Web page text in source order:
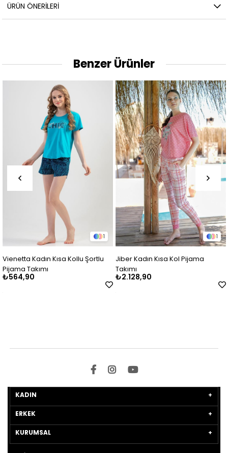
ÜRÜN ÖNERILERI
Benzer Ürünler
1
Kadın Kısa Kollu Şortlu
Takımı
1
Jiber Kadın Kısa Kol Pijama
Takımı
₺2.128,90
KADIN
ERKEK
KURUMSAL